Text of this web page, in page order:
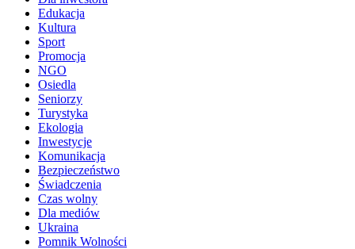
Edukacja
Kultura
Sport
Promocja
NGO
Osiedla
Seniorzy
Turystyka
Ekologia
Inwestycje
Komunikacja
Bezpieczeństwo
Świadczenia
Czas wolny
Dla mediów
Ukraina
Pomnik Wolności